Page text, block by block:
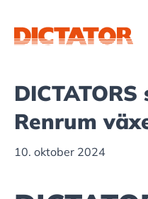
huvudinnehåll
sidfot
Renrum
10. oktober 2024